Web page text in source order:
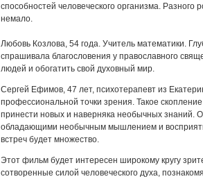
способностей человеческого организма. Разного
немало.
Любовь Козлова, 54 года. Учитель математики.
спрашивала благословения у православного
людей и обогатить свой духовный мир.
Сергей Ефимов, 47 лет, психотерапевт из
профессиональной точки зрения. Такое
принести новых и наверняка необычных знаний.
обладающими необычным мышлением и
встреч будет множество.
Этот фильм будет интересен широкому кругу
сотворенные силой человеческого духа,